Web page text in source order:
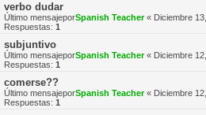
verbo dudar
Último mensajeporSpanish Teacher« Diciembre
Respuestas: 1
subjuntivo
Último mensajeporSpanish Teacher« Diciembre
Respuestas: 1
comerse??
Último mensajeporSpanish Teacher« Diciembre
Respuestas: 1